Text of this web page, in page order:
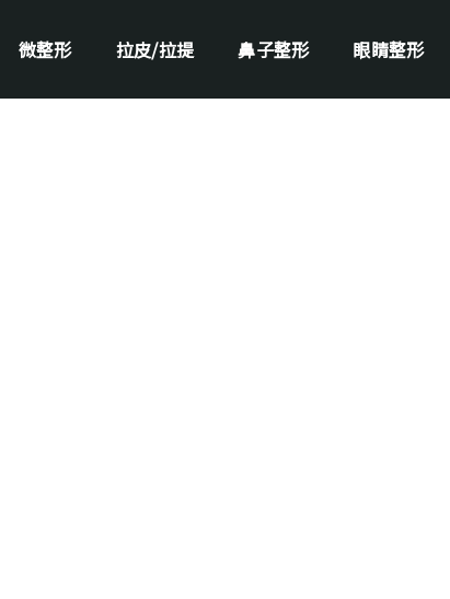
微整形 拉皮/拉提 鼻子整形 眼睛整形